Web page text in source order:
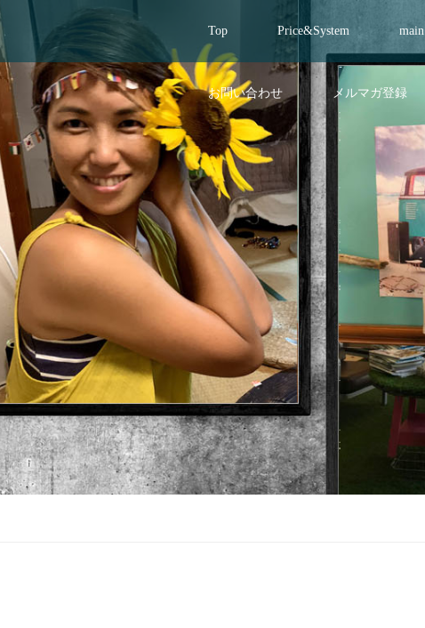
Top Price&System main
お問い合わせ メルマガ登録